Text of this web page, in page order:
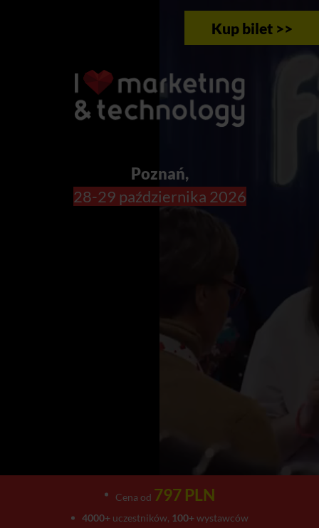
Kup bilet >>
Poznań,
28-29 października 2026
Cena od 797 PLN
4000+uczestników, 100+wystawców